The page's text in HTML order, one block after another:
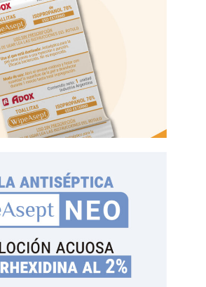
NEO | Toalla
con Loción Acuosa
al 2%
es una tolla con antiséptico
que disminuye el riesgo de
una inyección, punción